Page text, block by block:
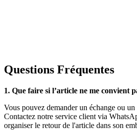
Questions Fréquentes
1. Que faire si l’article ne me convient
Vous pouvez demander un échange ou
Contactez notre service client via
organiser le retour de l'article dans son